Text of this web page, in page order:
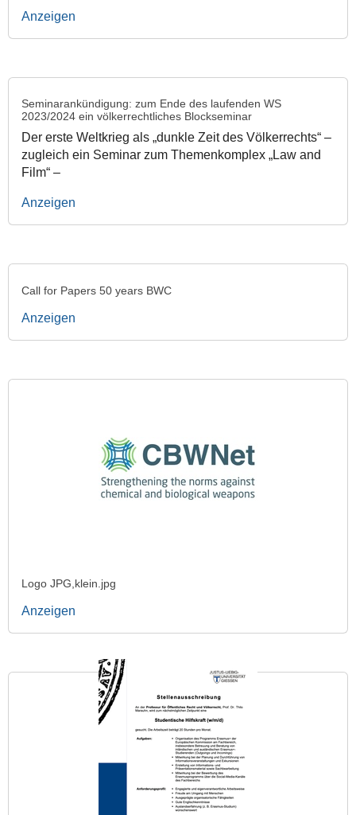
Anzeigen
Seminarankündigung: zum Ende des laufenden WS
2023/2024 ein völkerrechtliches Blockseminar
Der erste Weltkrieg als „dunkle Zeit des Völkerrechts“ –
zugleich ein Seminar zum Themenkomplex „Law and
Film“ –
Anzeigen
Call for Papers 50 years BWC
Anzeigen
Logo JPG,klein.jpg
Anzeigen